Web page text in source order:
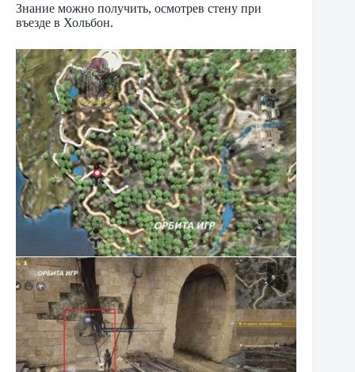
Знание можно получить, осмотрев стену при
въезде в Хольбон.